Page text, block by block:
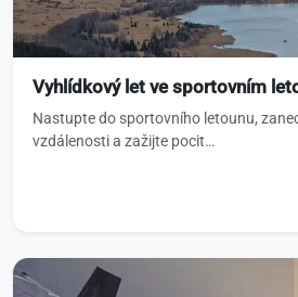
Vyhlídkový let ve sportovním
Nastupte do sportovního letounu,
vzdálenosti a zažijte pocit…